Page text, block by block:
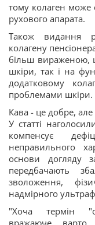
тому колаген може
рухового апарата.
Також видання
колагену
більш вираженою,
шкіри, так і на
додатковому
проблемами шкіри.
Кава - це добре,
У статті
компенсує
неправильного
основи догляду
передбачають
зволоження,
надмірного
"Хоча термін
вражаюче, варто